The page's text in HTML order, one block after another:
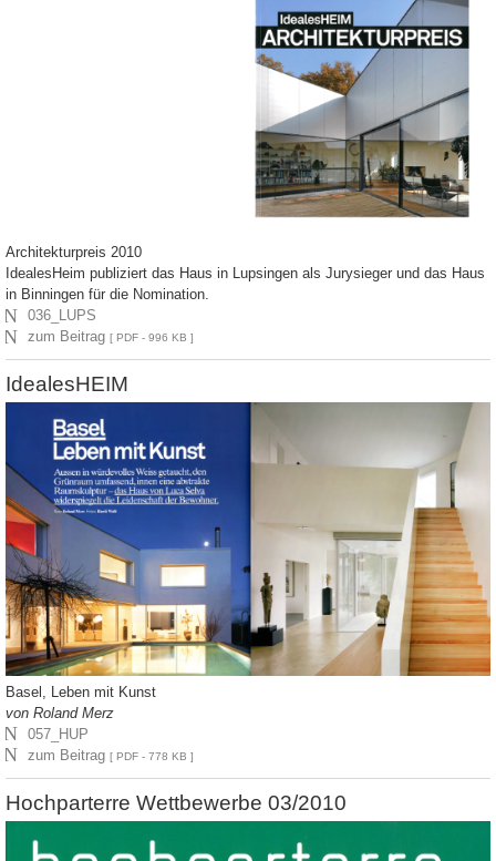
Architekturpreis 2010
IdealesHeim publiziert das Haus in Lupsingen als Jurysieger und das Haus
in Binningen für die Nomination.
N 036_LUPS
N zum Beitrag[ PDF - 996 KB ]
IdealesHEIM
Basel, Leben mit Kunst
von Roland Merz
N 057_HUP
N zum Beitrag[ PDF - 778 KB ]
Hochparterre Wettbewerbe 03/2010